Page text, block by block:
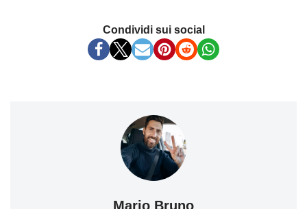
Condividi sui social
Mario Bruno